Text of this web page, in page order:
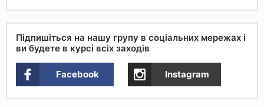
Підпишіться на нашу групу в соціальних мережах і
ви будете в курсі всіх заходів
Facebook Instagram